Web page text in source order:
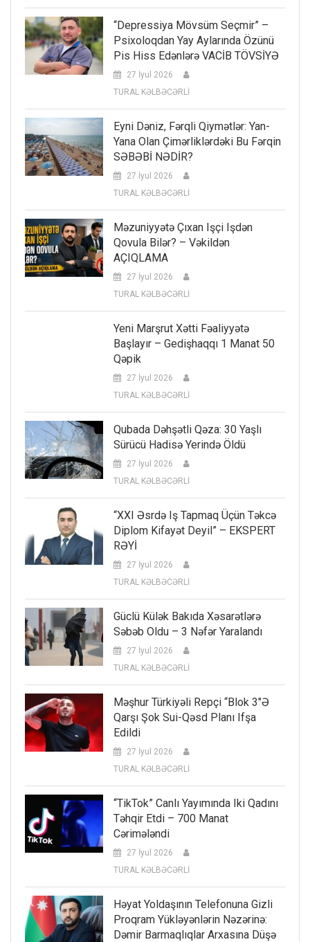
“Depressiya Mövsüm Seçmir” –
Psixoloqdan Yay Aylarında Özünü
Pis Hiss Edənlərə VACİB TÖVSİYƏ
27 İyul 2026
TURAL KƏLBƏCƏRLİ
Eyni Dəniz, Fərqli Qiymətlər: Yan-
Yana Olan Çimərliklərdəki Bu Fərqin
SƏBƏBİ NƏDİR?
27 İyul 2026
TURAL KƏLBƏCƏRLİ
Məzuniyyətə Çıxan Işçi Işdən
Qovula Bilər? – Vəkildən
AÇIQLAMA
27 İyul 2026
TURAL KƏLBƏCƏRLİ
Yeni Marşrut Xətti Fəaliyyətə
Başlayır – Gedişhaqqı 1 Manat 50
Qəpik
27 İyul 2026
TURAL KƏLBƏCƏRLİ
Qubada Dəhşətli Qəza: 30 Yaşlı
Sürücü Hadisə Yerində Öldü
27 İyul 2026
TURAL KƏLBƏCƏRLİ
“XXI Əsrdə Iş Tapmaq Üçün Təkcə
Diplom Kifayət Deyil” – EKSPERT
RƏYİ
27 İyul 2026
TURAL KƏLBƏCƏRLİ
Güclü Külək Bakıda Xəsarətlərə
Səbəb Oldu – 3 Nəfər Yaralandı
27 İyul 2026
TURAL KƏLBƏCƏRLİ
Məşhur Türkiyəli Repçi “Blok 3″ə
Qarşı Şok Sui-Qəsd Planı Ifşa
Edildi
27 İyul 2026
TURAL KƏLBƏCƏRLİ
“TikTok” Canlı Yayımında Iki Qadını
Təhqir Etdi – 700 Manat
Cərimələndi
27 İyul 2026
TURAL KƏLBƏCƏRLİ
Həyat Yoldaşının Telefonuna Gizli
Proqram Yükləyənlərin Nəzərinə:
Dəmir Barmaqlıqlar Arxasına Düşə